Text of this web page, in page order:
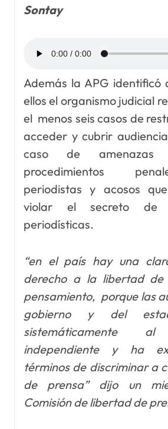
Sontay
Además la APG
ellos el organismo judicial
el menos seis casos de
acceder y cubrir
caso de amenazas
procedimientos
periodistas y acosos
violar el secreto de
periodísticas.
“en el país hay una
derecho a la libertad de
pensamiento, porque las
gobierno y del
sistemáticamente al
independiente y ha
términos de discriminar a
de prensa” dijo un
Comisión de libertad de